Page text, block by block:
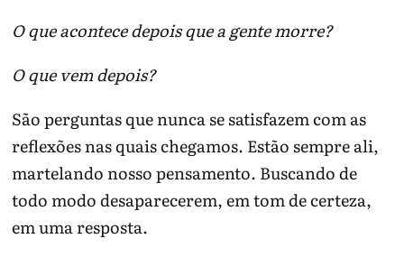
anedonia
Pode sugerir
depressão.
saúde mental.
Vazio com
risco
Pensamento de
serviço de crise.
Observe há quanto tempo dura, se há perda de
prazer, culpa, desesperança, alteração de sono ou
apetite.
Não fique sozinho se houver risco de se machucar;
procure alguém de confiança ou serviço de
O que acontece depois que a gente morre?
O que vem depois?
São perguntas que nunca se satisfazem com as
reflexões nas quais chegamos. Estão sempre ali,
martelando nosso pensamento. Buscando de
todo modo desaparecerem, em tom de certeza,
em uma resposta.